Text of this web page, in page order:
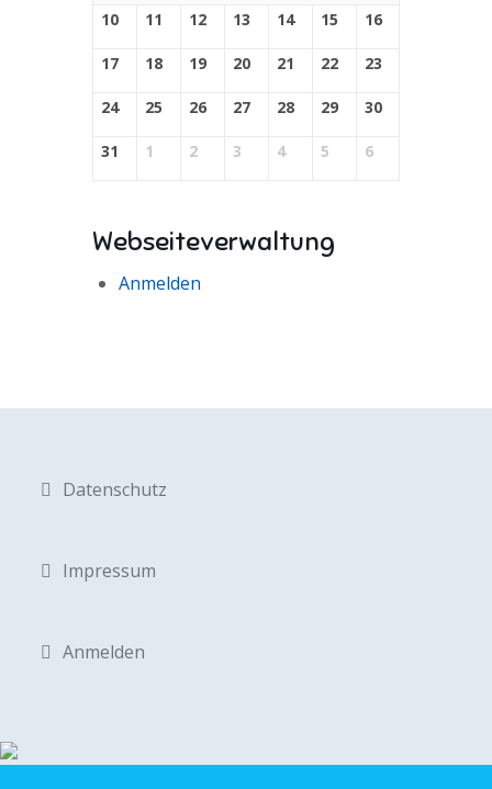
10 11 12 13 14 15 16
17 18 19 20 21 22 23
24 25 26 27 28 29 30
31 1 2 3 4 5 6
Webseiteverwaltung
Anmelden
Datenschutz
Impressum
Anmelden